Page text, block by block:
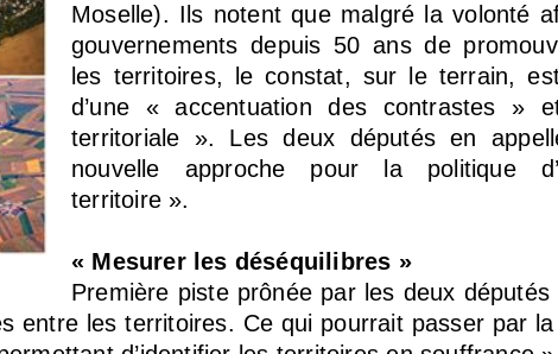
Moselle). Ils notent que malgré la volonté
gouvernements depuis 50 ans de
les territoires, le constat, sur le terrain,
d’une « accentuation des contrastes »
territoriale ». Les deux députés en
nouvelle approche pour la politique
territoire ».
« Mesurer les déséquilibres »
Première piste prônée par les deux
entre les territoires. Ce qui pourrait passer par la